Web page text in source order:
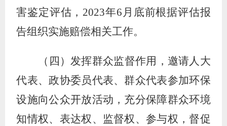
害鉴定评估， 2023年6 月底前根据评估报
告组织实施赔偿相关工作。
（四）发挥群众监督作用，邀请人大
代表、政协委员代表、群众代表参加环保
设施向公众开放活动，充分保障群众环境
知情权、表达权、监督权、参与权，督促